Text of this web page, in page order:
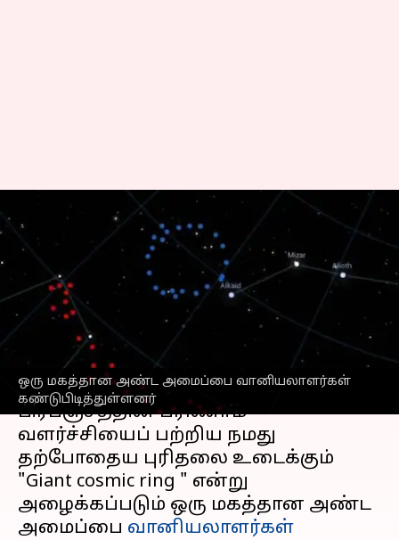
ஒரு மகத்தான அண்ட அமைப்பை வானியலாளர்கள்
கண்டுபிடித்துள்ளனர்
பிரபஞ்சத்தைப் பற்றிய
நமது புரிதலுக்கு சவால்
விடும் மாபெரும் காஸ்மிக்
வளையம்
Venkatalakshmi V 06:48 pm
செய்தி முன்னோட்டம்
பிரபஞ்சத்தின் பரிணாம
வளர்ச்சியைப் பற்றிய நமது
தற்போதைய புரிதலை உடைக்கும்
"Giant cosmic ring " என்று
அழைக்கப்படும் ஒரு மகத்தான அண்ட
அமைப்பை வானியலாளர்கள்